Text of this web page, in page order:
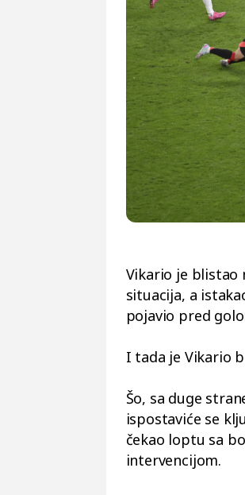
Vikario je blistao
situacija, a
pojavio pred
I tada je Vikario
Šo, sa duge
ispostaviće se
čekao loptu sa
intervencijom.